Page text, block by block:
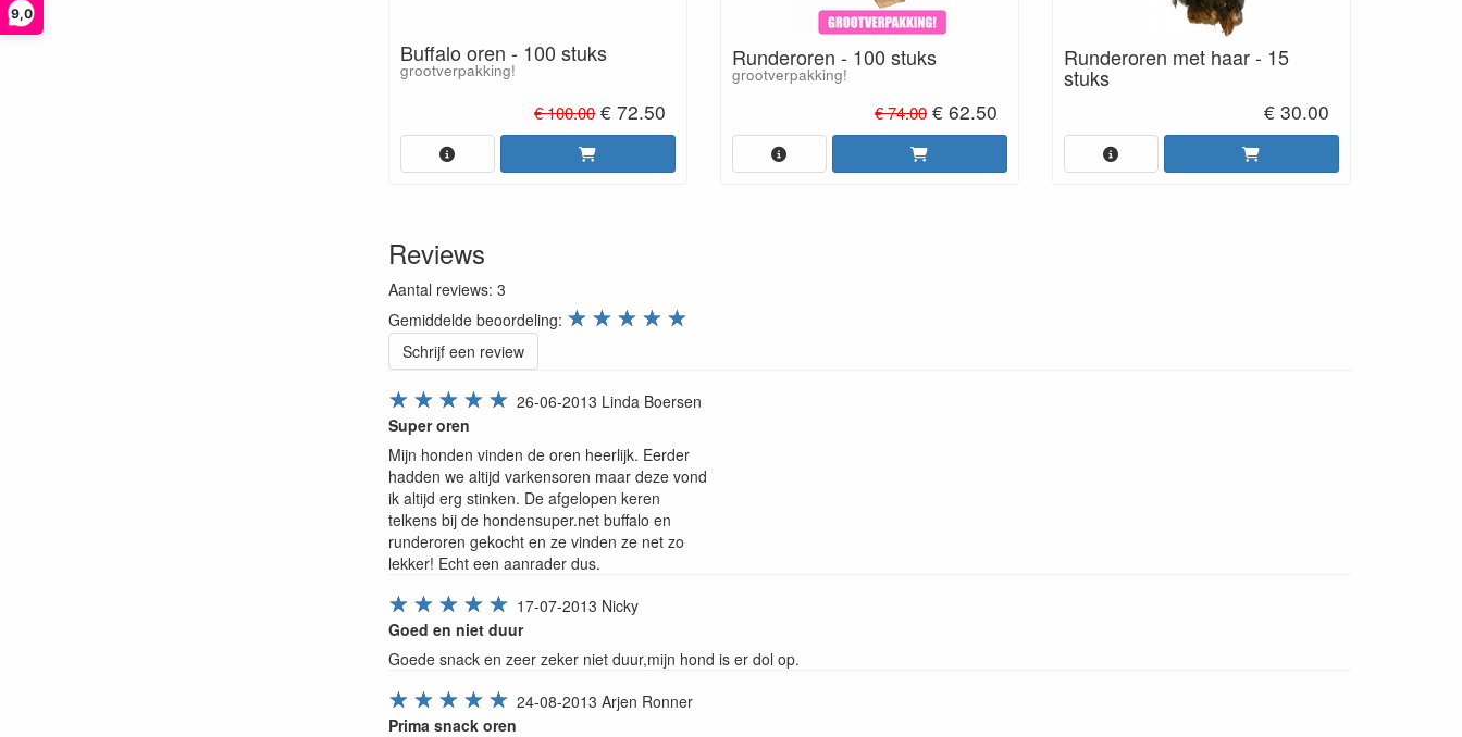
9,0
Buffalo oren - 100 stuks
grootverpakking!
€ 100.00€ 72.50
Runderoren - 100 stuks
grootverpakking!
€ 74.00€ 62.50
Runderoren met haar - 15
stuks
€ 30.00
Reviews
Aantal reviews: 3
Gemiddelde beoordeling: review.stars ☆
☆
☆
☆
☆
Schrijf een review
☆
☆
☆
☆
☆ 26-06-2013 Linda Boersen
Super oren
Mijn honden vinden de oren heerlijk. Eerder
hadden we altijd varkensoren maar deze vond
ik altijd erg stinken. De afgelopen keren
telkens bij de hondensuper.net buffalo en
runderoren gekocht en ze vinden ze net zo
lekker! Echt een aanrader dus.
☆
☆
☆
☆
☆ 17-07-2013 Nicky
Goed en niet duur
Goede snack en zeer zeker niet duur,mijn hond is er dol op.
☆
☆
☆
☆
☆ 24-08-2013 Arjen Ronner
Prima snack oren